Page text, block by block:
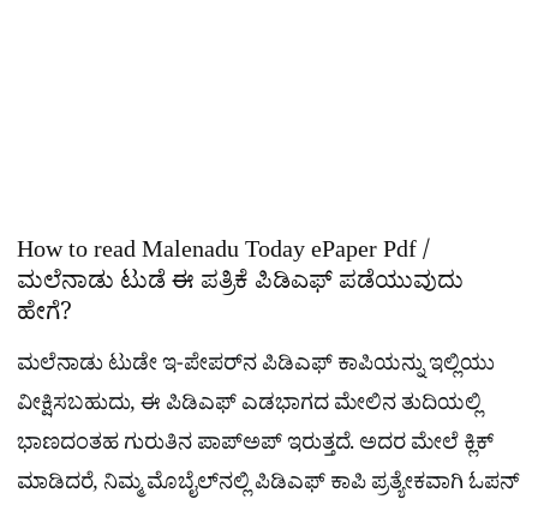
How to read Malenadu Today ePaper Pdf /
ಮಲೆನಾಡು ಟುಡೆ ಈ ಪತ್ರಿಕೆ ಪಿಡಿಎಫ್​ ಪಡೆಯುವುದು
ಹೇಗೆ?
ಮಲೆನಾಡು ಟುಡೇ ಇ-ಪೇಪರ್​ನ ಪಿಡಿಎಫ್​ ಕಾಪಿಯನ್ನು ಇಲ್ಲಿಯು
ವೀಕ್ಷಿಸಬಹುದು, ಈ ಪಿಡಿಎಫ್​ ಎಡಭಾಗದ ಮೇಲಿನ ತುದಿಯಲ್ಲಿ
ಭಾಣದಂತಹ ಗುರುತಿನ ಪಾಪ್​ಅಪ್​ ಇರುತ್ತದೆ. ಅದರ ಮೇಲೆ ಕ್ಲಿಕ್
ಮಾಡಿದರೆ, ನಿಮ್ಮ ಮೊಬೈಲ್​ನಲ್ಲಿ ಪಿಡಿಎಫ್​ ಕಾಪಿ ಪ್ರತ್ಯೇಕವಾಗಿ ಓಪನ್​